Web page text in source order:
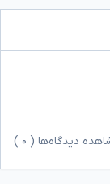
دیدگاه‌ها ( ۰